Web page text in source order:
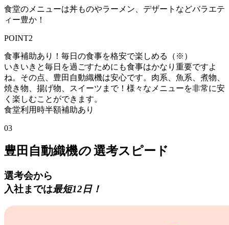
食堂のメニューは丼ものやラーメン、デザートなどバラエテ
ィー豊か！
POINT2
食事補助あり！毎日の食事を格安で楽しめる（※）
いきいきと毎日を過ごすためにも食事はかなり重要ですよ
ね。その点、豊田自動織機は安心です。肉系、魚系、煮物、
焼き物、揚げ物、スイーツまで！様々なメニューを非常に安
く楽しむことができます。
食堂利用時半額補助あり
03
豊田自動織機の 選考スピード
選考会から
入社までは最短12日！